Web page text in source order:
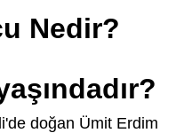
Nedir?
doğan Ümit Erdim